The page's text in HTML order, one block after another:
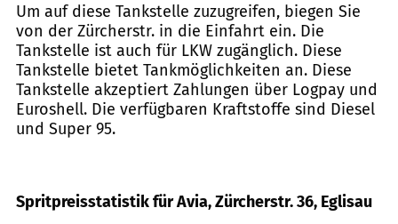
Um auf diese Tankstelle zuzugreifen, biegen Sie
von der Zürcherstr. in die Einfahrt ein. Die
Tankstelle ist auch für LKW zugänglich. Diese
Tankstelle bietet Tankmöglichkeiten an. Diese
Tankstelle akzeptiert Zahlungen über Logpay und
Euroshell. Die verfügbaren Kraftstoffe sind Diesel
und Super 95.
Spritpreisstatistik für Avia, Zürcherstr. 36, Eglisau